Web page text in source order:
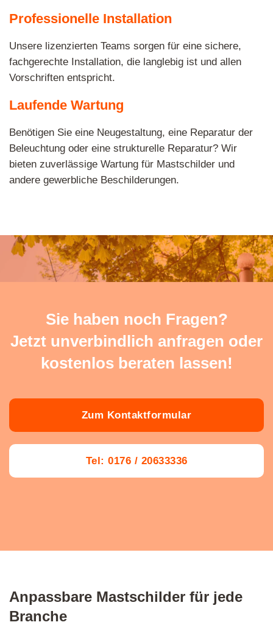
Professionelle Installation
Unsere lizenzierten Teams sorgen für eine sichere,
fachgerechte Installation, die langlebig ist und allen
Vorschriften entspricht.
Laufende Wartung
Benötigen Sie eine Neugestaltung, eine Reparatur der
Beleuchtung oder eine strukturelle Reparatur? Wir
bieten zuverlässige Wartung für Mastschilder und
andere gewerbliche Beschilderungen.
Sie haben noch Fragen?
Jetzt unverbindlich anfragen oder
kostenlos beraten lassen!
Zum Kontaktformular
Tel: 0176 / 20633336
Anpassbare Mastschilder für jede
Branche